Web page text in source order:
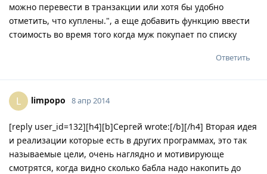
можно перевести в транзакции или хотя бы удобно
отметить, что куплены.", а еще добавить функцию ввести
стоимость во время того когда муж покупает по списку
Ответить
L limpopo 8 апр 2014
[reply user_id=132][h4][b]Сергей wrote:[/b][/h4] Вторая идея
и реализации которые есть в других программах, это так
называемые цели, очень наглядно и мотивирующе
смотрятся, когда видно сколько бабла надо накопить до